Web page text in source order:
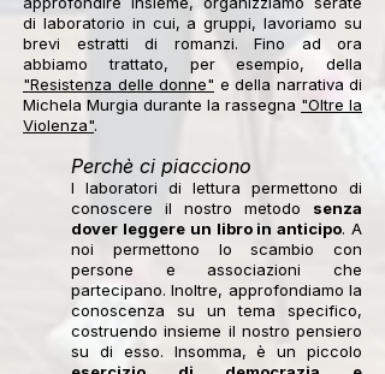
di laboratorio in cui, a gruppi, lavoriamo su
brevi estratti di romanzi. Fino ad ora
abbiamo trattato, per esempio, della
"Resistenza delle donne" e della narrativa di
Michela Murgia durante la rassegna "Oltre la
Violenza".
Perchè ci piacciono
I laboratori di lettura permettono di
conoscere il nostro metodo senza
dover leggere un libro in anticipo. A
noi permettono lo scambio con
persone e associazioni che
partecipano. Inoltre, approfondiamo la
conoscenza su un tema specifico,
costruendo insieme il nostro pensiero
su di esso. Insomma, è un piccolo